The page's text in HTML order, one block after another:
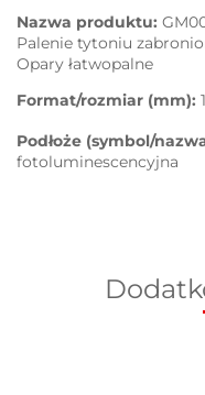
Nazwa produktu:
Palenie tytoniu
Opary łatwopalne
Format/rozmiar (mm):
Podłoże (symbol/
fotoluminescencyjna